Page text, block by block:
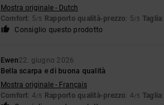
Mostra originale - Dutch
Comfort: 5/5 Rapporto qualità-prezzo: 5/5 Taglia
Consiglio questo prodotto
Ewen22. giugno 2026
Bella scarpa e di buona qualità
Mostra originale - Français
Comfort: 4/5 Rapporto qualità-prezzo: 4/5 Taglia